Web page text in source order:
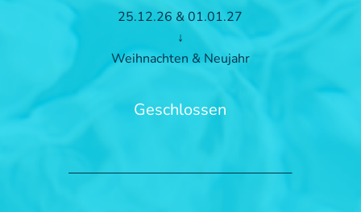
25.12.26 & 01.01.27
↓
Weihnachten & Neujahr
Geschlossen